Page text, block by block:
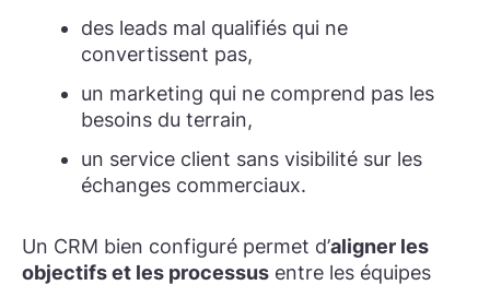
des leads mal qualifiés qui ne
convertissent pas,
un marketing qui ne comprend pas les
besoins du terrain,
un service client sans visibilité sur les
échanges commerciaux.
Un CRM bien configuré permet d’aligner les
objectifs et les processus entre les équipes